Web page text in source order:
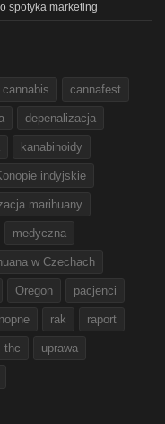
spotyka marketing
cannabis cannafest
depenalizacja
kanabinoidy
indyjskie
marihuany
medyczna
w Czechach
Oregon pacjenci
rak raport
thc uprawa